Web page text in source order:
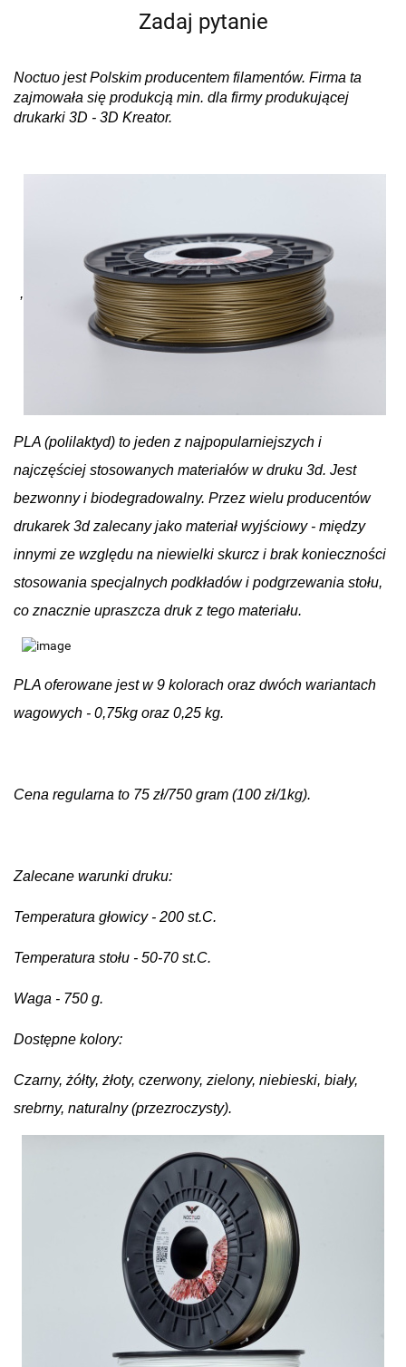
Zadaj pytanie
Noctuo jest Polskim producentem filamentów. Firma ta
zajmowała się produkcją min. dla firmy produkującej
drukarki 3D - 3D Kreator.
,
PLA (polilaktyd) to jeden z najpopularniejszych i
najczęściej stosowanych materiałów w druku 3d. Jest
bezwonny i biodegradowalny. Przez wielu producentów
drukarek 3d zalecany jako materiał wyjściowy - między
innymi ze względu na niewielki skurcz i brak konieczności
stosowania specjalnych podkładów i podgrzewania stołu,
co znacznie upraszcza druk z tego materiału.
PLA oferowane jest w 9 kolorach oraz dwóch wariantach
wagowych - 0,75kg oraz 0,25 kg.
Cena regularna to 75 zł/750 gram (100 zł/1kg).
Zalecane warunki druku:
Temperatura głowicy - 200 st.C.
Temperatura stołu - 50-70 st.C.
Waga - 750 g.
Dostępne kolory:
Czarny, żółty, żłoty, czerwony, zielony, niebieski, biały,
srebrny, naturalny (przezroczysty).